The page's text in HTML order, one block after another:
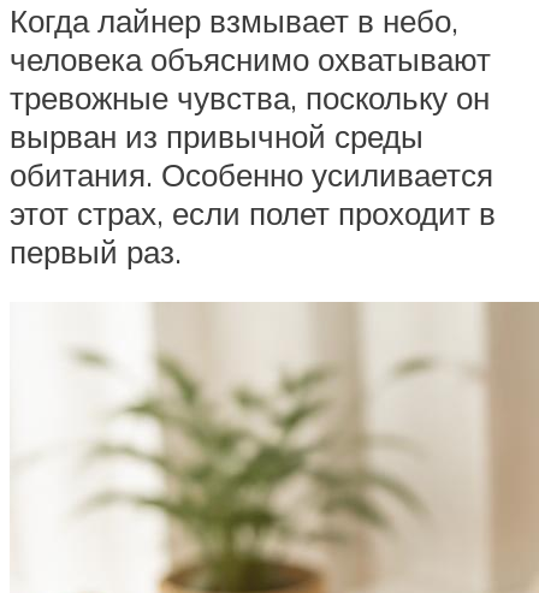
Когда лайнер взмывает в небо,
человека объяснимо охватывают
тревожные чувства, поскольку он
вырван из привычной среды
обитания. Особенно усиливается
этот страх, если полет проходит в
первый раз.